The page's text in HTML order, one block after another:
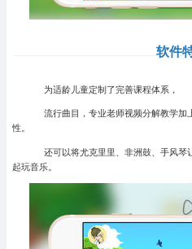
软件
为适龄儿童定制了完善课程体系，
流行曲目，专业老师视频分解教学加
性。
还可以将尤克里里、非洲鼓、手风琴
起玩音乐。